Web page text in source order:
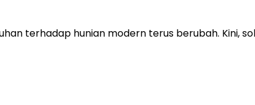
terhadap hunian modern terus berubah. Kini,